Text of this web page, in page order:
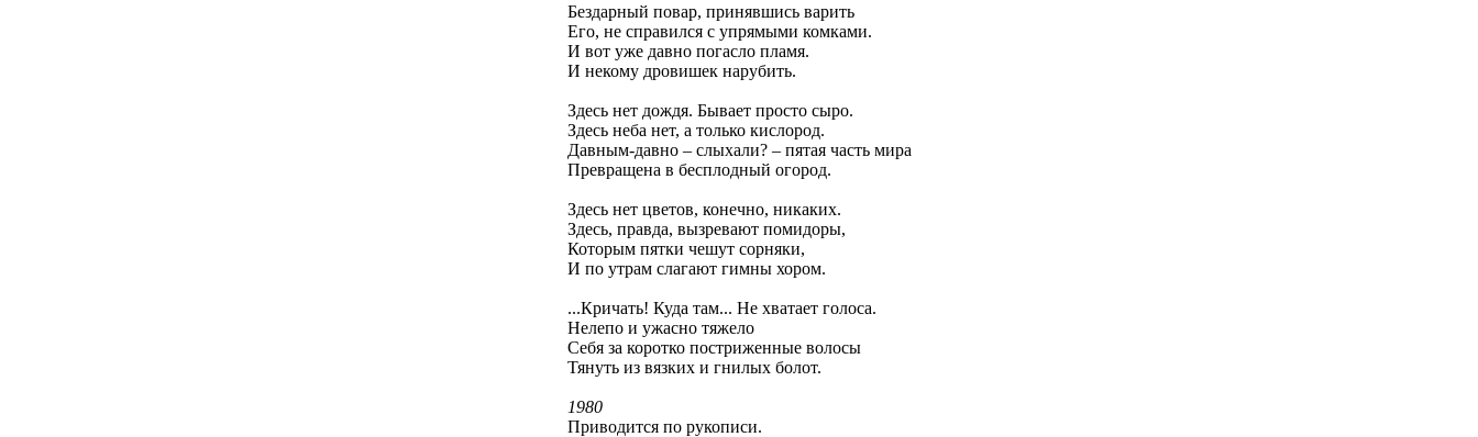
Бездарный повар, принявшись варить
Его, не справился с упрямыми комками.
И вот уже давно погасло пламя.
И некому дровишек нарубить.
Здесь нет дождя. Бывает просто сыро.
Здесь неба нет, а только кислород.
Давным-давно – слыхали? – пятая часть мира
Превращена в бесплодный огород.
Здесь нет цветов, конечно, никаких.
Здесь, правда, вызревают помидоры,
Которым пятки чешут сорняки,
И по утрам слагают гимны хором.
...Кричать! Куда там... Не хватает голоса.
Нелепо и ужасно тяжело
Себя за коротко постриженные волосы
Тянуть из вязких и гнилых болот.
1980
Приводится по рукописи.